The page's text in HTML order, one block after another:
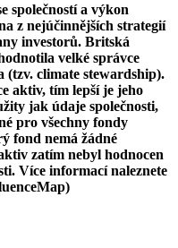
společností a výkon
z nejúčinnějších strategií
investorů. Britská
velké správce
climate stewardship).
aktiv, tím lepší je jeho
jak údaje společnosti,
pro všechny fondy
fond nemá žádné
zatím nebyl hodnocen
Více informací naleznete